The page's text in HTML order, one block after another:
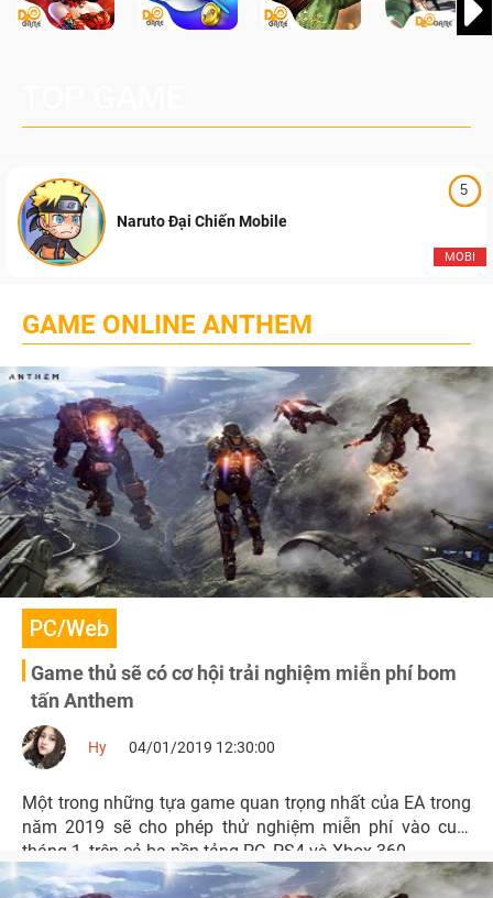
5
MOBI
Naruto Đại Chiến Mobile
GAME ONLINE ANTHEM
PC/Web
Game thủ sẽ có cơ hội trải nghiệm miễn phí bom
tấn Anthem
Hy 04/01/2019 12:30:00
Một trong những tựa game quan trọng nhất của EA trong
năm 2019 sẽ cho phép thử nghiệm miễn phí vào cuối
tháng 1, trên cả ba nền tảng PC, PS4 và Xbox 360.